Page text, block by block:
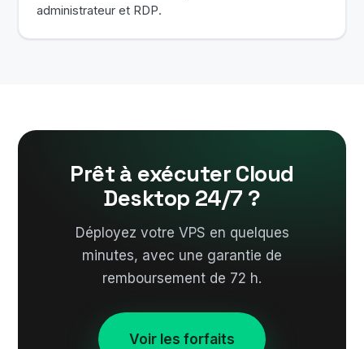
administrateur et RDP.
Prêt à exécuter Cloud
Desktop 24/7 ?
Déployez votre VPS en quelques
minutes, avec une garantie de
remboursement de 72 h.
Voir les forfaits